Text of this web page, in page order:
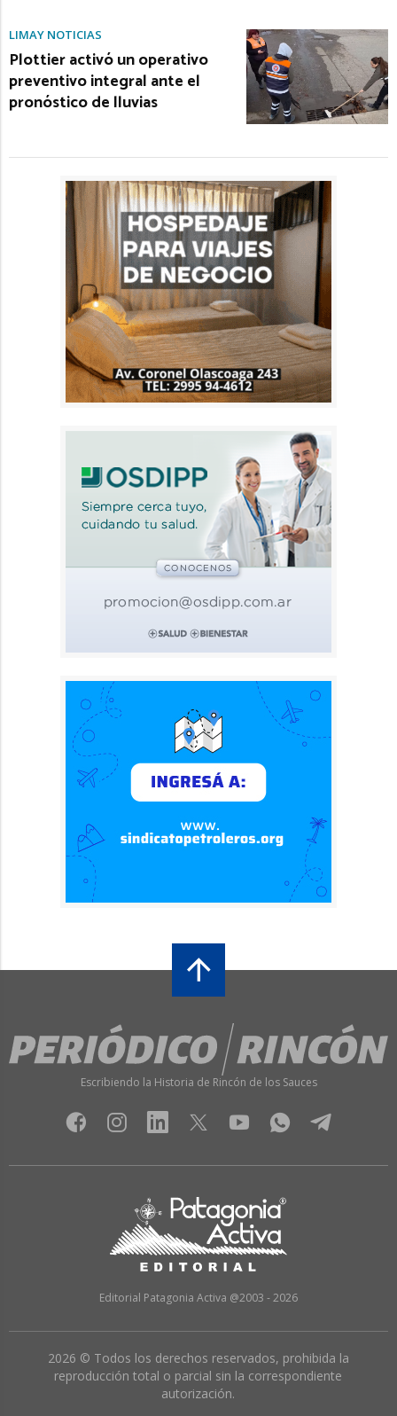
LIMAY NOTICIAS
Plottier activó un operativo
preventivo integral ante el
pronóstico de lluvias
Escribiendo la Historia de Rincón de los Sauces
Editorial Patagonia Activa @2003 - 2026
2026 © Todos los derechos reservados, prohibida la
reproducción total o parcial sin la correspondiente
autorización.